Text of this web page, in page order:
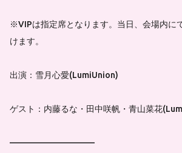
※VIPは指定席となります。当日、会場内に
けます。
出演：雪月心愛(LumiUnion)
ゲスト：内藤るな・田中咲帆・青山菜花
——————————